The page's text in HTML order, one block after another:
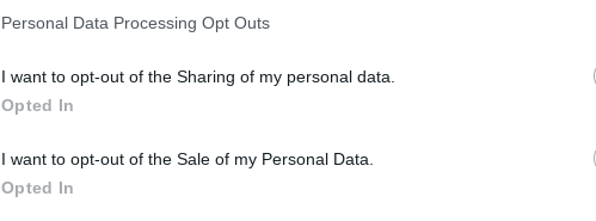
Personal Data Processing Opt Outs
I want to opt-out of the Sharing of my personal data.
Opted In
I want to opt-out of the Sale of my Personal Data.
Opted In